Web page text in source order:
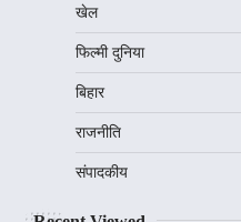
खेल
फिल्मी दुनिया
बिहार
राजनीति
संपादकीय